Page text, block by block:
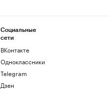
Социальные
сети
ВКонтакте
Одноклассники
Telegram
Дзен